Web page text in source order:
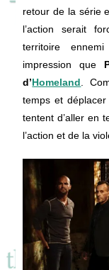
retour de la série
l’action serait
territoire
impression que
d’Homeland .
temps et déplacer
tentent d’aller en
l’action et de la